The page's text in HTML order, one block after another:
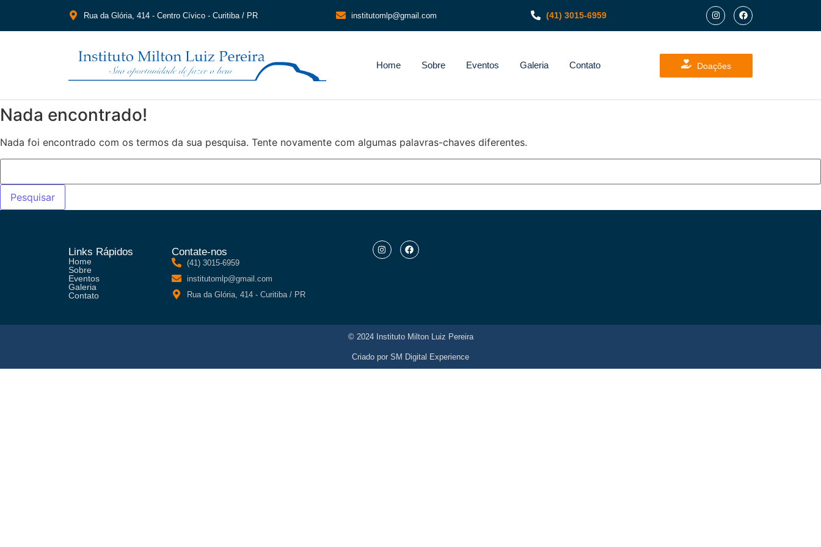
Rua da Glória, 414 - Centro Cívico - Curitiba / PR institutomlp@gmail.com (41) 3015-6959
Home Sobre Eventos Galeria Contato Doações
Nada encontrado!
Nada foi encontrado com os termos da sua pesquisa. Tente novamente com algumas palavras-chaves diferentes.
Links Rápidos
Home
Sobre
Eventos
Galeria
Contato
Contate-nos
(41) 3015-6959
institutomlp@gmail.com
Rua da Glória, 414 - Curitiba / PR
© 2024 Instituto Milton Luiz Pereira
Criado por SM Digital Experience